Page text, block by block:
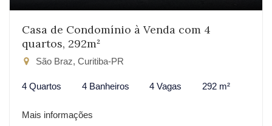
Casa de Condomínio à Venda com 4
quartos, 292m²
São Braz, Curitiba-PR
4 Quartos 4 Banheiros 4 Vagas 292 m²
Mais informações